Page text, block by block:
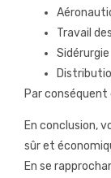
Travail
Sidérurgie
Par
En conclusion,
sûr et
En se